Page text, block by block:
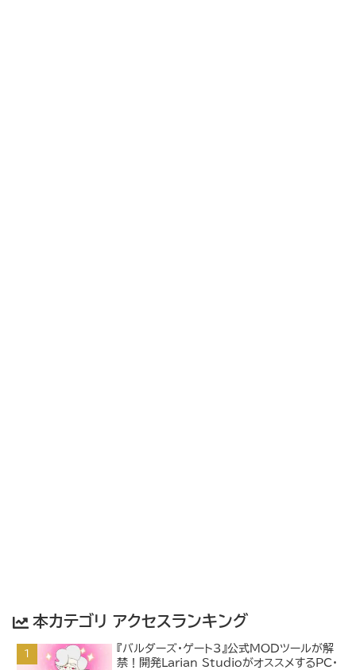
本カテゴリ アクセスランキング
『バルダーズ・ゲート3』公式MODツールが解
禁！開発Larian StudioがオススメするPC・